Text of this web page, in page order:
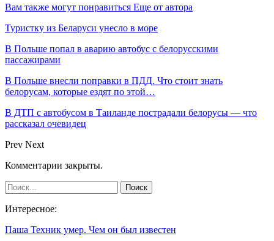
Вам также могут понравиться Еще от автора
Туристку из Беларуси унесло в море
В Польше попал в аварию автобус с белорусскими
пассажирами
В Польше внесли поправки в ПДД. Что стоит знать
белорусам, которые ездят по этой…
В ДТП с автобусом в Таиланде пострадали белорусы — что
рассказал очевидец
Prev Next
Комментарии закрыты.
Интересное:
Паша Техник умер. Чем он был известен